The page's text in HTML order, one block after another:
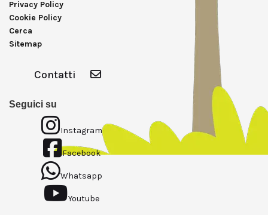
Privacy Policy
Cookie Policy
Cerca
Sitemap
Contatti
Seguici su
Instagram
Facebook
Whatsapp
Youtube